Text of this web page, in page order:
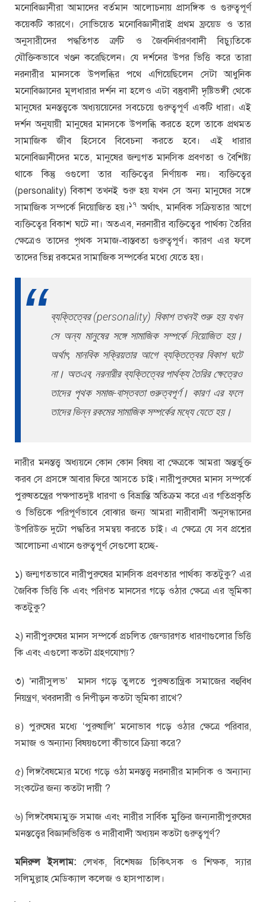
মনোবিজ্ঞানীরা আমাদের বর্তমান আলোচনায় প্রাসঙ্গিক ও গুরুত্বপূর্ণ
কয়েকটি কারণে। সোভিয়েত মনোবিজ্ঞানীরাই প্রথম ফ্রয়েড ও তার
অনুসারীদের পদ্ধতিগত ত্রুটি ও জৈবনির্ধারণবাদী বিচ্যুতিকে
যৌক্তিকভাবে খণ্ডন করেছিলেন। যে দর্শনের উপর ভিত্তি করে তারা
নরনারীর মানসকে উপলব্ধির পথে এগিয়েছিলেন সেটা আধুনিক
মনোবিজ্ঞানের মূলধারার দর্শন না হলেও এটা বস্তুবাদী দৃষ্টিভঙ্গী থেকে
মানুষের মনস্তত্ত্বকে অধ্যয়য়েনের সবচেয়ে গুরুত্বপূর্ণ একটি ধারা। এই
দর্শন অনুযায়ী মানুষের মানসকে উপলব্ধি করতে হলে তাকে প্রথমত
সামাজিক জীব হিসেবে বিবেচনা করতে হবে। এই ধারার
মনোবিজ্ঞানীদের মতে, মানুষের জন্মগত মানসিক প্রবণতা ও বৈশিষ্ট্য
থাকে কিন্তু ওগুলো তার ব্যক্তিত্বের নির্ণায়ক নয়। ব্যক্তিত্বের
(personality) বিকাশ তখনই শুরু হয় যখন সে অন্য মানুষের সঙ্গে
সামাজিক সম্পর্কে নিয়োজিত হয়।১৭ অর্থাৎ, মানবিক সক্রিয়তার আগে
ব্যক্তিত্বের বিকাশ ঘটে না। অতএব, নরনারীর ব্যক্তিত্বের পার্থক্য তৈরির
ক্ষেত্রেও তাদের পৃথক সমাজ-বাস্তবতা গুরুত্বপূর্ণ। কারণ এর ফলে
তাদের ভিন্ন রকমের সামাজিক সম্পর্কের মধ্যে যেতে হয়।
ব্যক্তিত্বের (personality) বিকাশ তখনই শুরু হয় যখন
সে অন্য মানুষের সঙ্গে সামাজিক সম্পর্কে নিয়োজিত হয়।
অর্থাৎ, মানবিক সক্রিয়তার আগে ব্যক্তিত্বের বিকাশ ঘটে
না। অতএব, নরনারীর ব্যক্তিত্বের পার্থক্য তৈরির ক্ষেত্রেও
তাদের পৃথক সমাজ-বাস্তবতা গুরুত্বপূর্ণ। কারণ এর ফলে
তাদের ভিন্ন রকমের সামাজিক সম্পর্কের মধ্যে যেতে হয়।
নারীর মনস্তত্ত্ব অধ্যয়নে কোন কোন বিষয় বা ক্ষেত্রকে আমরা অন্তর্ভুক্ত
করব সে প্রসঙ্গে আবার ফিরে আসতে চাই। নারীপুরুষের মানস সম্পর্কে
পুরুষতন্ত্রের পক্ষপাতদুষ্ট ধারণা ও বিভ্রান্তি অতিক্রম করে এর গতিপ্রকৃতি
ও ভিত্তিকে পরিপূর্ণভাবে বোঝার জন্য আমরা নারীবাদী অনুসন্ধানের
উপরিউক্ত দুটো পদ্ধতির সমন্বয় করতে চাই। এ ক্ষেত্রে যে সব প্রশ্নের
আলোচনা এখানে গুরুত্বপূর্ণ সেগুলো হচ্ছে-
১) জন্মগতভাবে নারীপুরুষের মানসিক প্রবণতার পার্থক্য কতটুকু? এর
জৈবিক ভিত্তি কি এবং পরিণত মানসের গড়ে ওঠার ক্ষেত্রে এর ভূমিকা
কতটুকু?
২) নারীপুরুষের মানস সম্পর্কে প্রচলিত জেন্ডারগত ধারণাগুলোর ভিত্তি
কি এবং এগুলো কতটা গ্রহণযোগ্য?
৩) ‘নারীসুলভ’ মানস গড়ে তুলতে পুরুষতান্ত্রিক সমাজের বহুবিধ
নিয়ন্ত্রণ, খবরদারী ও নিপীড়ন কতটা ভূমিকা রাখে?
৪) পুরুষের মধ্যে ‘পুরুষালি’ মনোভাব গড়ে ওঠার ক্ষেত্রে পরিবার,
সমাজ ও অন্যান্য বিষয়গুলো কীভাবে ক্রিয়া করে?
৫) লিঙ্গবৈষম্যের মধ্যে গড়ে ওঠা মনস্তত্ত্ব নরনারীর মানসিক ও অন্যান্য
সংকটের জন্য কতটা দায়ী ?
৬) লিঙ্গবৈষম্যমুক্ত সমাজ এবং নারীর সার্বিক মুক্তির জন্যনারীপুরুষের
মনস্তত্ত্বের বিজ্ঞানভিত্তিক ও নারীবাদী অধ্যয়ন কতটা গুরুত্বপূর্ণ?
মনিরুল ইসলাম: লেখক, বিশেষজ্ঞ চিকিৎসক ও শিক্ষক, স্যার
সলিমুল্লাহ মেডিক্যাল কলেজ ও হাসপাতাল।